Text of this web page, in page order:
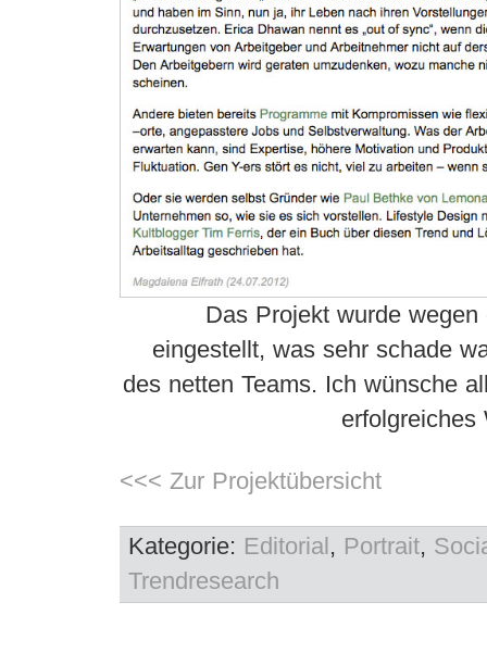
Das Projekt wurde wegen
eingestellt, was sehr schade
des netten Teams. Ich wünsche
erfolgreiches
<<< Zur Projektübersicht
Kategorie: Editorial, Portrait,
Trendresearch